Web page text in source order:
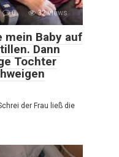
0 32 views
mein Baby auf
Dann
Tochter
der Frau ließ die